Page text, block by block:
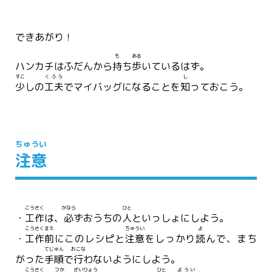
できあがり！
ハンカチはふだんから持
も
ち歩
ある
いているはず。
少
すこ
しの工夫
くふう
でマイバッグになることを知
し
っておこう。
注意
ちゅうい
・ 工作
こうさく
は、 必
かなら
ずおうちの人
ひと
といっしょにしよう。
・ 工作
こうさく
前
まえ
にこのレシピと注意
ちゅうい
をしっかり読
よ
んで、まち
がった手順
てじゅん
で行
おこな
わないようにしよう。
こうさく つか ざいりょう ひと ようい